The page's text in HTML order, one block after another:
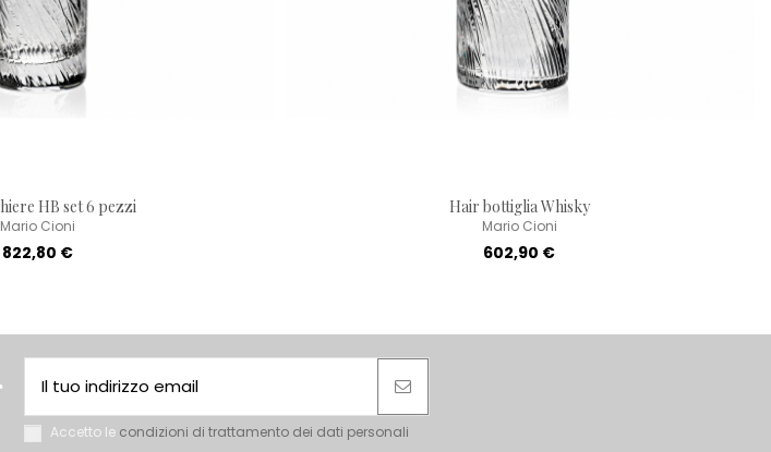
HB set 6 pezzi
Mario Cioni
822,80 €
Hair bottiglia Whisky
Mario Cioni
602,90 €
Accetto le condizioni di trattamento dei dati personali